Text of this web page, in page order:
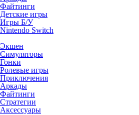
Файтинги
Детские игры
Игры Б/У
Nintendo Switch
Экшен
Симуляторы
Гонки
Ролевые игры
Приключения
Аркады
Файтинги
Стратегии
Аксессуары